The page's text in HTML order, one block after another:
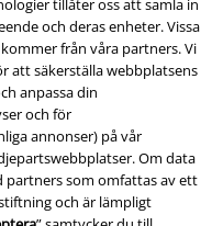
tillåter oss att samla in
och deras enheter. Vissa
från våra partners. Vi
att säkerställa webbplatsens
anpassa din
och för
annonser) på vår
Om data
partners som omfattas av ett
och är lämpligt